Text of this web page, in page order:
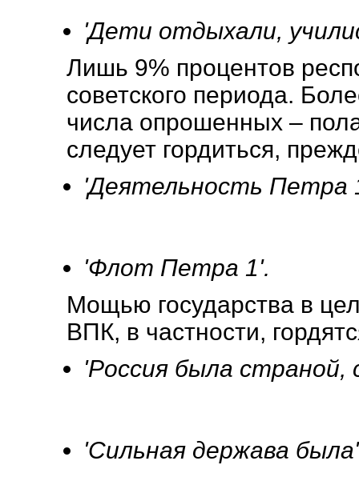
'Дети отдыхали,
Лишь 9% процентов
советского периода.
числа опрошенных –
следует гордиться,
'Деятельность Петра
'Флот Петра 1'.
Мощью государства в
ВПК, в частности,
'Россия была страной,
'Сильная держава